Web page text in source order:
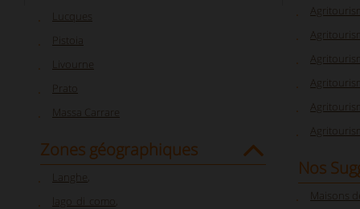
Lucques
Pistoia
Livourne
Prato
Massa Carrare
Zones géographiques
Langhe
lago_di_como
Nos
Maisons